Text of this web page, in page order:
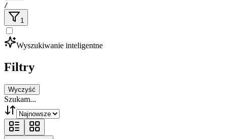
/
1
Wyszukiwanie inteligentne
Filtry
Wyczyść
Szukam...